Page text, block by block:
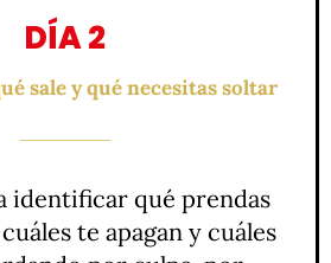
DÍA 2
sale y qué necesitas soltar
identificar qué prendas
te apagan y cuáles